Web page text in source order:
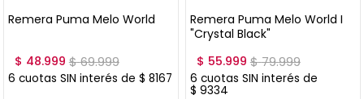
Remera Puma Melo World
$ 48.999 $69.999
6 cuotas SIN interés de $ 8167
Remera Puma Melo World I
"Crystal Black"
$ 55.999 $79.999
6 cuotas SIN interés de
$ 9334